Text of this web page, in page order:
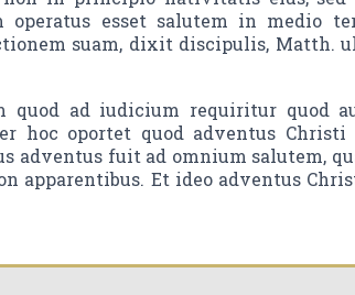
operatus esset salutem in medio
suam, dixit discipulis, Matth.
quod ad iudicium requiritur quod
hoc oportet quod adventus
adventus fuit ad omnium salutem,
apparentibus. Et ideo adventus